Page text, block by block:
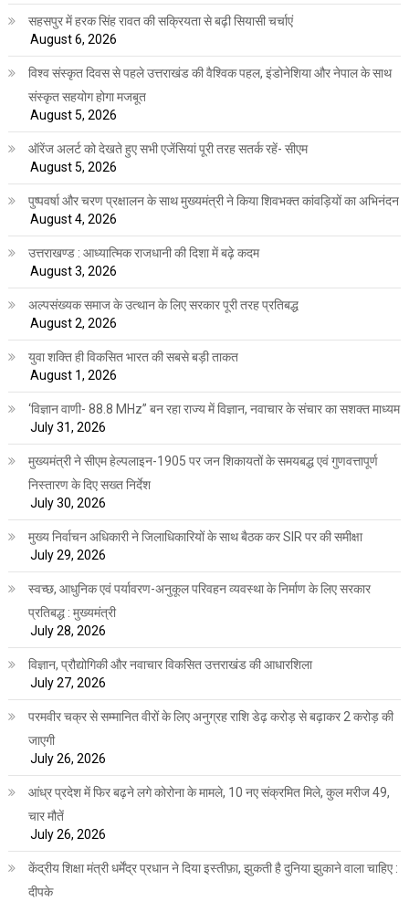
सहसपुर में हरक सिंह रावत की सक्रियता से बढ़ी सियासी चर्चाएं
August 6, 2026
विश्व संस्कृत दिवस से पहले उत्तराखंड की वैश्विक पहल, इंडोनेशिया और नेपाल के साथ
संस्कृत सहयोग होगा मजबूत
August 5, 2026
ऑरेंज अलर्ट को देखते हुए सभी एजेंसियां पूरी तरह सतर्क रहें- सीएम
August 5, 2026
पुष्पवर्षा और चरण प्रक्षालन के साथ मुख्यमंत्री ने किया शिवभक्त कांवड़ियों का अभिनंदन
August 4, 2026
उत्तराखण्ड : आध्यात्मिक राजधानी की दिशा में बढ़े कदम
August 3, 2026
अल्पसंख्यक समाज के उत्थान के लिए सरकार पूरी तरह प्रतिबद्ध
August 2, 2026
युवा शक्ति ही विकसित भारत की सबसे बड़ी ताकत
August 1, 2026
‘विज्ञान वाणी- 88.8 MHz” बन रहा राज्य में विज्ञान, नवाचार के संचार का सशक्त माध्यम
July 31, 2026
मुख्यमंत्री ने सीएम हेल्पलाइन-1905 पर जन शिकायतों के समयबद्ध एवं गुणवत्तापूर्ण
निस्तारण के दिए सख्त निर्देश
July 30, 2026
मुख्य निर्वाचन अधिकारी ने जिलाधिकारियों के साथ बैठक कर SIR पर की समीक्षा
July 29, 2026
स्वच्छ, आधुनिक एवं पर्यावरण-अनुकूल परिवहन व्यवस्था के निर्माण के लिए सरकार
प्रतिबद्ध : मुख्यमंत्री
July 28, 2026
विज्ञान, प्रौद्योगिकी और नवाचार विकसित उत्तराखंड की आधारशिला
July 27, 2026
परमवीर चक्र से सम्मानित वीरों के लिए अनुग्रह राशि डेढ़ करोड़ से बढ़ाकर 2 करोड़ की
जाएगी
July 26, 2026
आंध्र प्रदेश में फिर बढ़ने लगे कोरोना के मामले, 10 नए संक्रमित मिले, कुल मरीज 49,
चार मौतें
July 26, 2026
केंद्रीय शिक्षा मंत्री धर्मेंद्र प्रधान ने दिया इस्तीफ़ा, झुकती है दुनिया झुकाने वाला चाहिए :
दीपके